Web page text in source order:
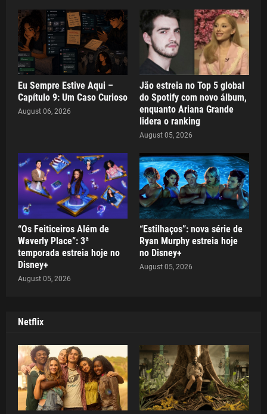
Eu Sempre Estive Aqui –
Capítulo 9: Um Caso Curioso
August 06, 2026
Jão estreia no Top 5 global
do Spotify com novo álbum,
enquanto Ariana Grande
lidera o ranking
August 05, 2026
“Os Feiticeiros Além de
Waverly Place”: 3ª
temporada estreia hoje no
Disney+
August 05, 2026
“Estilhaços”: nova série de
Ryan Murphy estreia hoje
no Disney+
August 05, 2026
Netflix